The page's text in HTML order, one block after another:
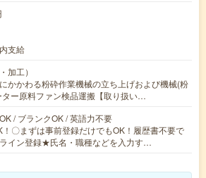
支給
加工）
かかわる粉砕作業機械の立ち上げおよび機械(粉
ター原料ファン検品運搬【取り扱い…
/ ブランクOK / 英語力不要
〇まずは事前登録だけでもOK！履歴書不要で
イン登録★氏名・職種などを入力す…